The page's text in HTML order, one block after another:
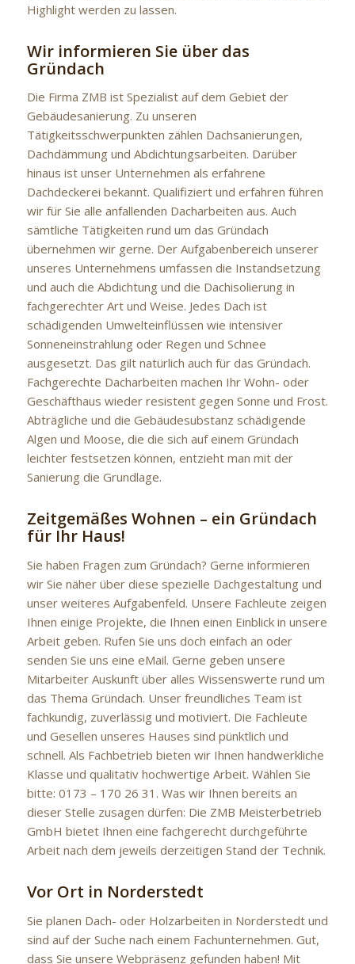
Highlight werden zu lassen.
Wir informieren Sie über das
Gründach
Die Firma ZMB ist Spezialist auf dem Gebiet der
Gebäudesanierung. Zu unseren
Tätigkeitsschwerpunkten zählen Dachsanierungen,
Dachdämmung und Abdichtungsarbeiten. Darüber
hinaus ist unser Unternehmen als erfahrene
Dachdeckerei bekannt. Qualifiziert und erfahren führen
wir für Sie alle anfallenden Dacharbeiten aus. Auch
sämtliche Tätigkeiten rund um das Gründach
übernehmen wir gerne. Der Aufgabenbereich unserer
unseres Unternehmens umfassen die Instandsetzung
und auch die Abdichtung und die Dachisolierung in
fachgerechter Art und Weise. Jedes Dach ist
schädigenden Umwelteinflüssen wie intensiver
Sonneneinstrahlung oder Regen und Schnee
ausgesetzt. Das gilt natürlich auch für das Gründach.
Fachgerechte Dacharbeiten machen Ihr Wohn- oder
Geschäfthaus wieder resistent gegen Sonne und Frost.
Abträgliche und die Gebäudesubstanz schädigende
Algen und Moose, die die sich auf einem Gründach
leichter festsetzen können, entzieht man mit der
Sanierung die Grundlage.
Zeitgemäßes Wohnen – ein Gründach
für Ihr Haus!
Sie haben Fragen zum Gründach? Gerne informieren
wir Sie näher über diese spezielle Dachgestaltung und
unser weiteres Aufgabenfeld. Unsere Fachleute zeigen
Ihnen einige Projekte, die Ihnen einen Einblick in unsere
Arbeit geben. Rufen Sie uns doch einfach an oder
senden Sie uns eine eMail. Gerne geben unsere
Mitarbeiter Auskunft über alles Wissenswerte rund um
das Thema Gründach. Unser freundliches Team ist
fachkundig, zuverlässig und motiviert. Die Fachleute
und Gesellen unseres Hauses sind pünktlich und
schnell. Als Fachbetrieb bieten wir Ihnen handwerkliche
Klasse und qualitativ hochwertige Arbeit. Wählen Sie
bitte: 0173 – 170 26 31. Was wir Ihnen bereits an
dieser Stelle zusagen dürfen: Die ZMB Meisterbetrieb
GmbH bietet Ihnen eine fachgerecht durchgeführte
Arbeit nach dem jeweils derzeitigen Stand der Technik.
Vor Ort in Norderstedt
Sie planen Dach- oder Holzarbeiten in Norderstedt und
sind auf der Suche nach einem Fachunternehmen. Gut,
dass Sie unsere Webpräsenz gefunden haben! Mit